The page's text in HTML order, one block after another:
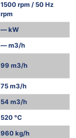
1500 rpm / 50 Hz
rpm
— kW
— m3/h
99 m3/h
75 m3/h
54 m3/h
520 °C
960 kg/h